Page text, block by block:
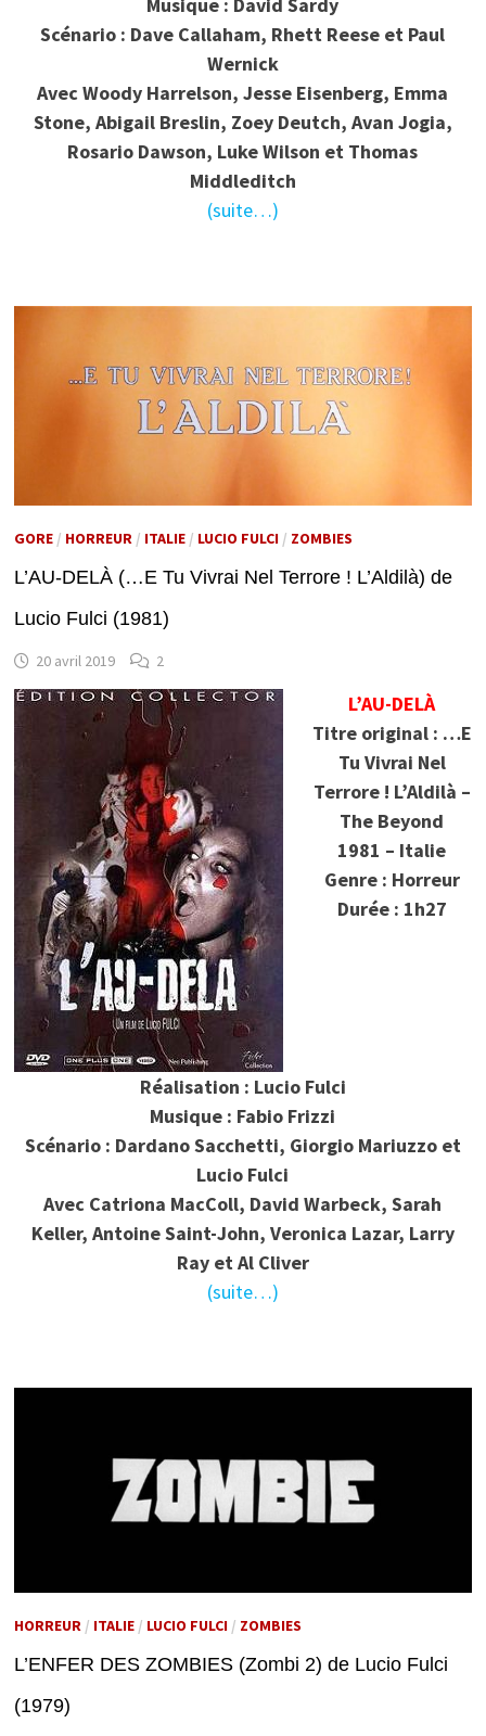
Musique : David Sardy
Scénario : Dave Callaham, Rhett Reese et Paul
Wernick
Avec Woody Harrelson, Jesse Eisenberg, Emma
Stone, Abigail Breslin, Zoey Deutch, Avan Jogia,
Rosario Dawson, Luke Wilson et Thomas
Middleditch
(suite…)
GORE/ HORREUR/ ITALIE/ LUCIO FULCI/ ZOMBIES
L’AU-DELÀ (…E Tu Vivrai Nel Terrore ! L’Aldilà) de
Lucio Fulci (1981)
20 avril 2019 2
L’AU-DELÀ
Titre original : …E
Tu Vivrai Nel
Terrore ! L’Aldilà –
The Beyond
1981 – Italie
Genre : Horreur
Durée : 1h27
Réalisation : Lucio Fulci
Musique : Fabio Frizzi
Scénario : Dardano Sacchetti, Giorgio Mariuzzo et
Lucio Fulci
Avec Catriona MacColl, David Warbeck, Sarah
Keller, Antoine Saint-John, Veronica Lazar, Larry
Ray et Al Cliver
(suite…)
HORREUR/ ITALIE/ LUCIO FULCI/ ZOMBIES
L’ENFER DES ZOMBIES (Zombi 2) de Lucio Fulci
(1979)